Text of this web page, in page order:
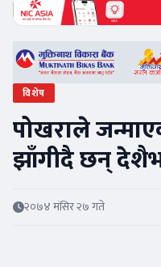
विशेष
पोखराले
झाँगीदै छन्
२०७४ मंसिर २७ गते